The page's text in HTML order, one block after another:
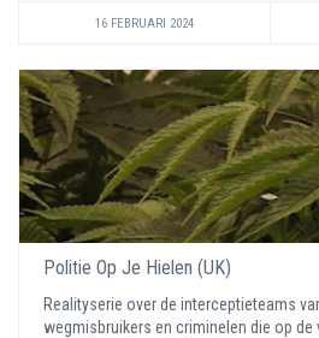
16 FEBRUARI 2024
Politie Op Je Hielen (UK)
Realityserie over de interceptieteams
wegmisbruikers en criminelen die op de